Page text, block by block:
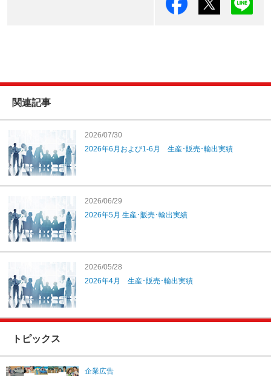
関連記事
2026/07/30
2026年6月および1-6月 生産･販売･輸出実績
2026/06/29
2026年5月 生産･販売･輸出実績
2026/05/28
2026年4月 生産･販売･輸出実績
トピックス
企業広告